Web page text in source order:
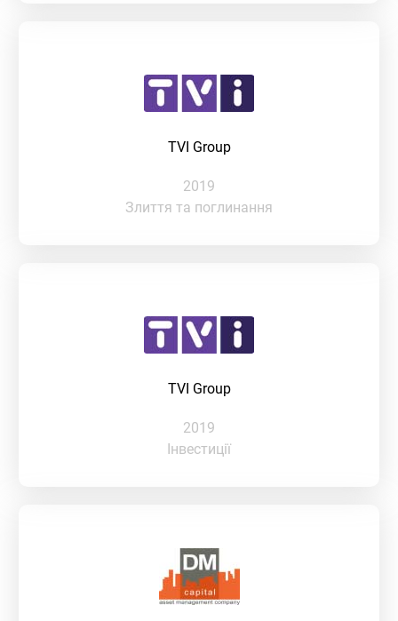
TVI Group
2019
Злиття та поглинання
TVI Group
2019
Інвестиції